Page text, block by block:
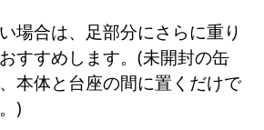
場合は、足部分にさらに重り
すすめします。(未開封の缶
本体と台座の間に置くだけで
)